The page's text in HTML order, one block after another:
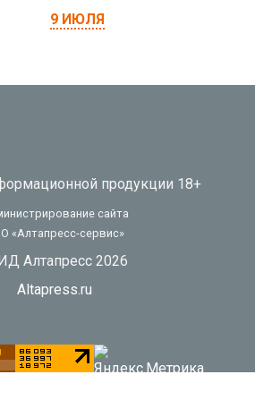
9 ИЮЛЯ
продукции 18+
сайта
«Алтапресс-сервис»
Алтапресс 2026
Altapress.ru